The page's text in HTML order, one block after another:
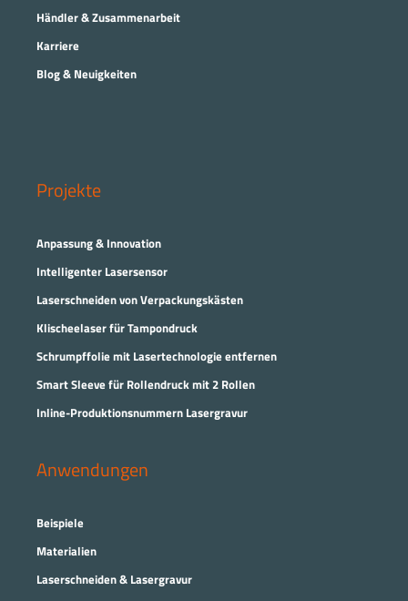
Händler & Zusammenarbeit
Karriere
Blog & Neuigkeiten
Projekte
Anpassung & Innovation
Intelligenter Lasersensor
Laserschneiden von Verpackungskästen
Klischeelaser für Tampondruck
Schrumpffolie mit Lasertechnologie entfernen
Smart Sleeve für Rollendruck mit 2 Rollen
Inline-Produktionsnummern Lasergravur
Anwendungen
Beispiele
Materialien
Laserschneiden & Lasergravur